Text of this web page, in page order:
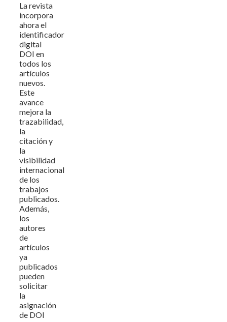
La revista
incorpora
ahora el
identificador
digital
DOI en
todos los
artículos
nuevos.
Este
avance
mejora la
trazabilidad,
la
citación y
la
visibilidad
internacional
de los
trabajos
publicados.
Además,
los
autores
de
artículos
ya
publicados
pueden
solicitar
la
asignación
de DOI